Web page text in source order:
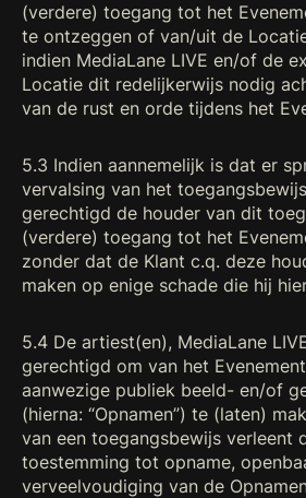
(verdere) toegang tot het
te ontzeggen of van/uit de
indien MediaLane LIVE en/of de
Locatie dit redelijkerwijs nodig
van de rust en orde tijdens het
5.3 Indien aannemelijk is dat er
vervalsing van het
gerechtigd de houder van dit
(verdere) toegang tot het
zonder dat de Klant c.q. deze
maken op enige schade die hij
5.4 De artiest(en), MediaLane
gerechtigd om van het
aanwezige publiek beeld- en/of
(hierna: “Opnamen”) te (laten)
van een toegangsbewijs verleent
toestemming tot opname,
verveelvoudiging van de